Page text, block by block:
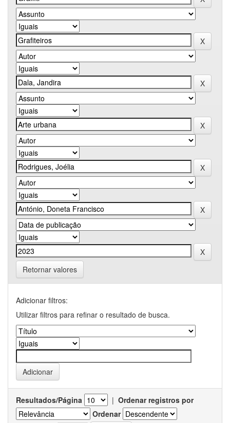
Retornar valores
Adicionar filtros:
Utilizar filtros para refinar o resultado de busca.
Resultados/Página | Ordenar registros por
Ordenar